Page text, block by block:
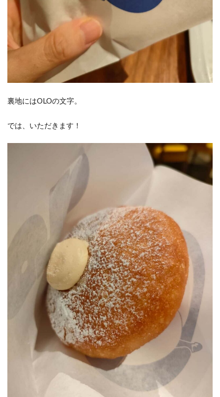
裏地にはOLOの文字。
では、いただきます！